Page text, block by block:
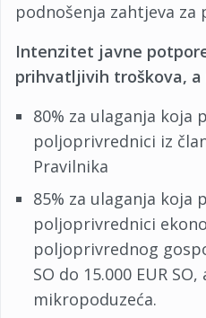
podnošenja zahtjeva za
Intenzitet javne
prihvatljivih troškova, a
80% za ulaganja koja
poljoprivrednici iz
Pravilnika
85% za ulaganja koja
poljoprivrednici
poljoprivrednog
SO do 15.000 EUR
mikropoduzeća.